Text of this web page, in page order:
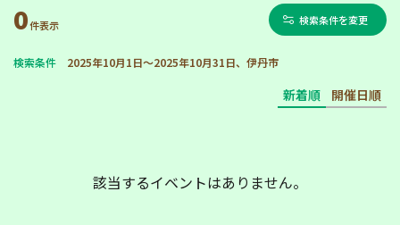
0件表示 検索条件を変更
検索条件 2025年10月1日～2025年10月31日、伊丹市
新着順 開催日順
該当するイベントはありません。